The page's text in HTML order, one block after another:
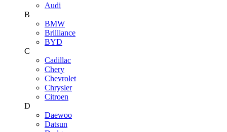
Audi
B
BMW
Brilliance
BYD
C
Cadillac
Chery
Chevrolet
Chrysler
Citroen
D
Daewoo
Datsun